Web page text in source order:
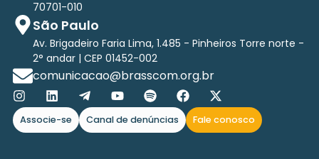
70701-010
São Paulo
Av. Brigadeiro Faria Lima, 1.485 - Pinheiros Torre norte -
2° andar | CEP 01452-002
comunicacao@brasscom.org.br
Associe-se Canal de denúncias Fale conosco